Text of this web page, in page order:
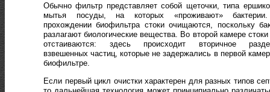
Обычно фильтр представляет собой щеточки, типа
мытья посуды, на которых «проживают»
прохождении биофильтра стоки очищаются, поскольку
разлагают биологические вещества. Во второй камере стоки
отстаиваются: здесь происходит вторичное
взвешенных частиц, которые не задержались в первой
биофильтре.
Если первый цикл очистки характерен для разных типов